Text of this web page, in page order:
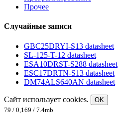
Прочее
Случайные записи
GBC25DRYI-S13 datasheet
SL-125-T-12 datasheet
ESA10DRST-S288 datasheet
ESC17DRTN-S13 datasheet
DM74ALS640AN datasheet
Сайт использует cookies.
OK
79 / 0,169 / 7.4mb